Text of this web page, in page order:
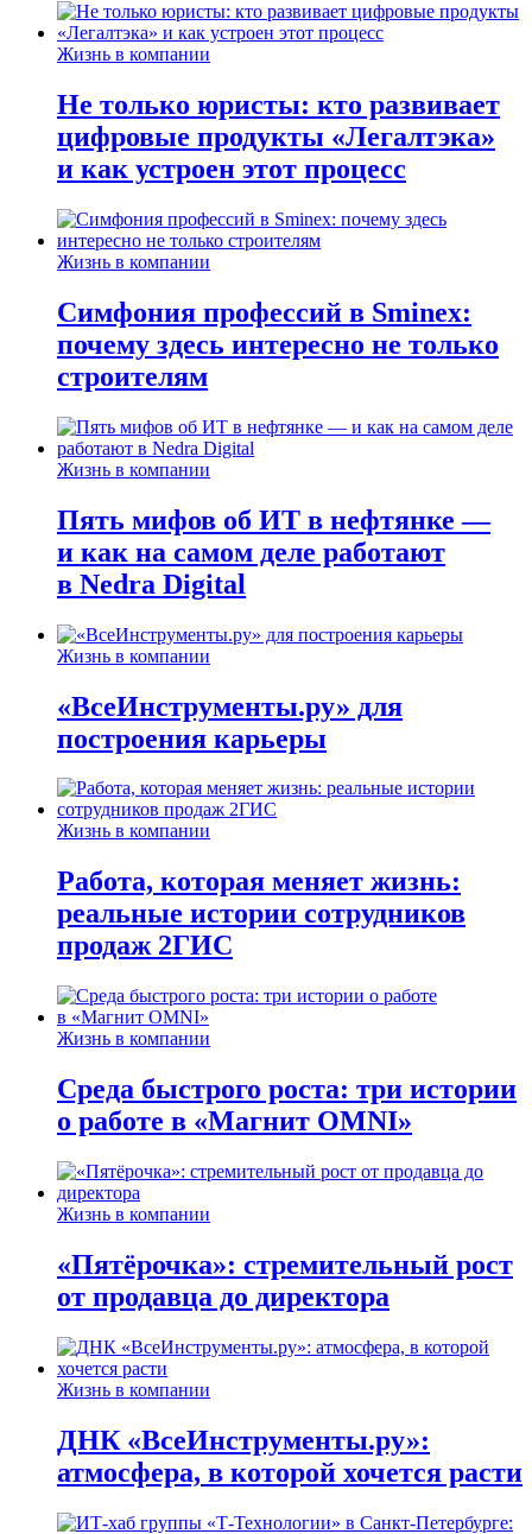
Жизнь в компании
Не только юристы: кто развивает
цифровые продукты «Легалтэка»
и как устроен этот процесс
Жизнь в компании
Симфония профессий в Sminex:
почему здесь интересно не только
строителям
Жизнь в компании
Пять мифов об ИТ в нефтянке —
и как на самом деле работают
в Nedra Digital
Жизнь в компании
«ВсеИнструменты.ру» для
построения карьеры
Жизнь в компании
Работа, которая меняет жизнь:
реальные истории сотрудников
продаж 2ГИС
Жизнь в компании
Среда быстрого роста: три истории
о работе в «Магнит OMNI»
Жизнь в компании
«Пятёрочка»: стремительный рост
от продавца до директора
Жизнь в компании
ДНК «ВсеИнструменты.ру»:
атмосфера, в которой хочется расти